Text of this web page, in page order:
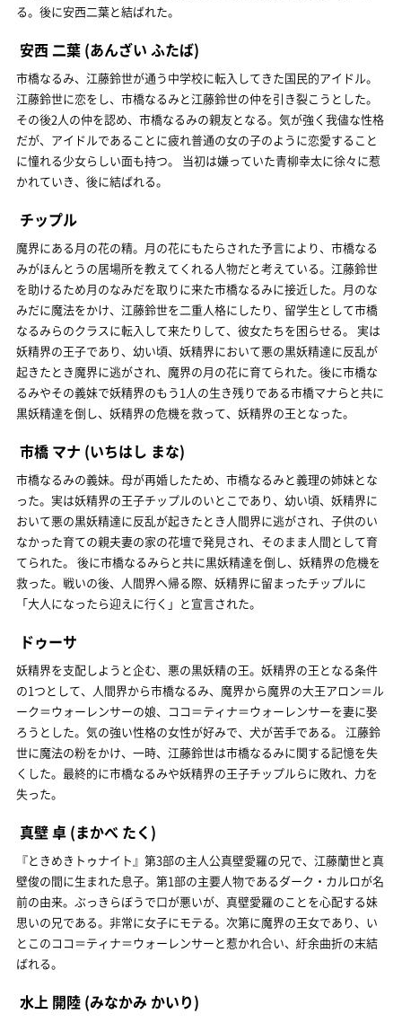
る。後に安西二葉と結ばれた。
安西 二葉 (あんざい ふたば)
市橋なるみ、江藤鈴世が通う中学校に転入してきた国民的アイドル。
江藤鈴世に恋をし、市橋なるみと江藤鈴世の仲を引き裂こうとした。
その後2人の仲を認め、市橋なるみの親友となる。気が強く我儘な性格
だが、アイドルであることに疲れ普通の女の子のように恋愛すること
に憧れる少女らしい面も持つ。 当初は嫌っていた青柳幸太に徐々に惹
かれていき、後に結ばれる。
チップル
魔界にある月の花の精。月の花にもたらされた予言により、市橋なる
みがほんとうの居場所を教えてくれる人物だと考えている。江藤鈴世
を助けるため月のなみだを取りに来た市橋なるみに接近した。月のな
みだに魔法をかけ、江藤鈴世を二重人格にしたり、留学生として市橋
なるみらのクラスに転入して来たりして、彼女たちを困らせる。 実は
妖精界の王子であり、幼い頃、妖精界において悪の黒妖精達に反乱が
起きたとき魔界に逃がされ、魔界の月の花に育てられた。後に市橋な
るみやその義妹で妖精界のもう1人の生き残りである市橋マナらと共に
黒妖精達を倒し、妖精界の危機を救って、妖精界の王となった。
市橋 マナ (いちはし まな)
市橋なるみの義妹。母が再婚したため、市橋なるみと義理の姉妹とな
った。実は妖精界の王子チップルのいとこであり、幼い頃、妖精界に
おいて悪の黒妖精達に反乱が起きたとき人間界に逃がされ、子供のい
なかった育ての親夫妻の家の花壇で発見され、そのまま人間として育
てられた。 後に市橋なるみらと共に黒妖精達を倒し、妖精界の危機を
救った。戦いの後、人間界へ帰る際、妖精界に留まったチップルに
「大人になったら迎えに行く」と宣言された。
ドゥーサ
妖精界を支配しようと企む、悪の黒妖精の王。妖精界の王となる条件
の1つとして、人間界から市橋なるみ、魔界から魔界の大王アロン＝ル
ーク＝ウォーレンサーの娘、ココ＝ティナ＝ウォーレンサーを妻に娶
ろうとした。気の強い性格の女性が好みで、犬が苦手である。 江藤鈴
世に魔法の粉をかけ、一時、江藤鈴世は市橋なるみに関する記憶を失
くした。最終的に市橋なるみや妖精界の王子チップルらに敗れ、力を
失った。
真壁 卓 (まかべ たく)
『ときめきトゥナイト』第3部の主人公真壁愛羅の兄で、江藤蘭世と真
壁俊の間に生まれた息子。第1部の主要人物であるダーク・カルロが名
前の由来。ぶっきらぼうで口が悪いが、真壁愛羅のことを心配する妹
思いの兄である。非常に女子にモテる。次第に魔界の王女であり、い
とこのココ＝ティナ＝ウォーレンサーと惹かれ合い、紆余曲折の末結
ばれる。
水上 開陸 (みなかみ かいり)